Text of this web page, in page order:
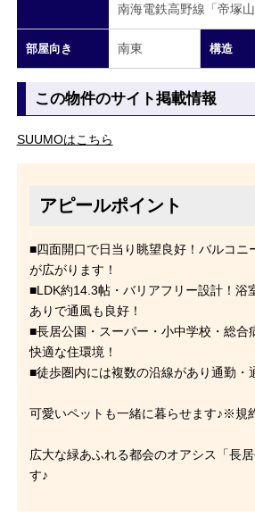
南海電鉄高野線「帝塚
部屋向き 南東 構造
この物件のサイト掲載情報
SUUMOはこちら
アピールポイント
■四面開口で日当り眺望良好！バルコニ
が広がります！
■LDK約14.3帖・バリアフリー設計！浴
ありで通風も良好！
■長居公園・スーパー・小中学校・総合
快適な住環境！
■徒歩圏内には複数の沿線があり通勤・
可愛いペットも一緒に暮らせます♪※規
広大な緑あふれる都会のオアシス「長
す♪